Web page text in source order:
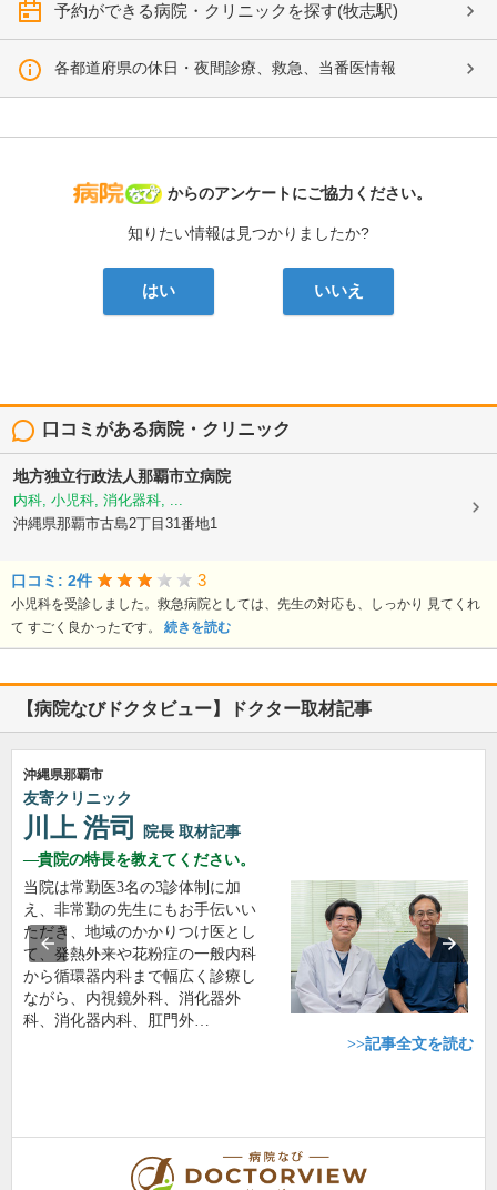
予約ができる病院・クリニックを探す(牧志駅)
各都道府県の休日・夜間診療、救急、当番医情報
病院なび
からのアンケートにご協力ください。
知りたい情報は見つかりましたか?
はい いいえ
口コミがある病院・クリニック
地方独立行政法人那覇市立病院
内科, 小児科, 消化器科, ...
沖縄県那覇市古島2丁目31番地1
口コミ: 2件 3
小児科を受診しました。救急病院としては、先生の対応も、しっかり 見てくれ
て すごく良かったです。 続きを読む
【病院なびドクタビュー】ドクター取材記事
沖縄県那覇市
友寄クリニック
川上 浩司 院長 取材記事
貴院の特長を教えてください。
当院は常勤医3名の3診体制に加
え、非常勤の先生にもお手伝いい
ただき、地域のかかりつけ医とし
て、発熱外来や花粉症の一般内科
から循環器内科まで幅広く診療し
ながら、内視鏡外科、消化器外
科、消化器内科、肛門外…
>>記事全文を読む